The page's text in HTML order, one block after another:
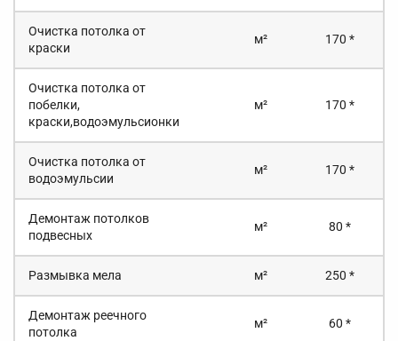
Очистка потолка от
краски
м² 170 *
Очистка потолка от
побелки,
краски,водоэмульсионки
м² 170 *
Очистка потолка от
водоэмульсии
м² 170 *
Демонтаж потолков
подвесных
м² 80 *
Размывка мела м² 250 *
Демонтаж реечного
потолка
м² 60 *